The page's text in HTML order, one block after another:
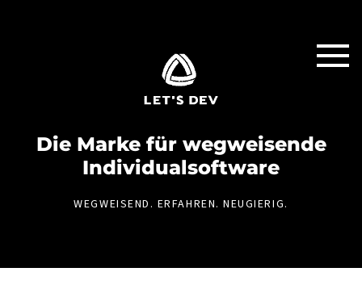
Die Marke für weg­weisende
Individual­software
WEGWEISEND. ERFAHREN. NEUGIERIG.